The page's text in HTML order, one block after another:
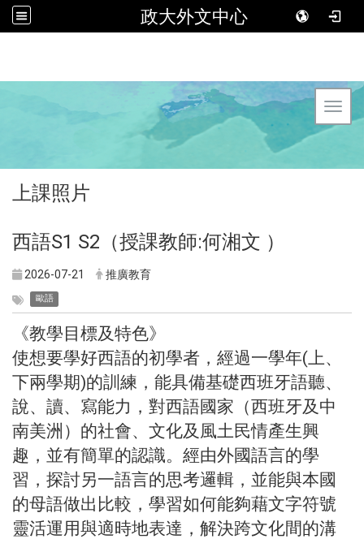
政大外文中心
上課照片
西語S1 S2（授課教師:何湘文 ）
2026-07-21 推廣教育
歐語
《教學目標及特色》
使想要學好西語的初學者，經過一學年(上、
下兩學期)的訓練，能具備基礎西班牙語聽、
說、讀、寫能力，對西語國家（西班牙及中
南美洲）的社會、文化及風土民情產生興
趣，並有簡單的認識。經由外國語言的學
習，探討另一語言的思考邏輯，並能與本國
的母語做出比較，學習如何能夠藉文字符號
靈活運用與適時地表達，解決跨文化間的溝